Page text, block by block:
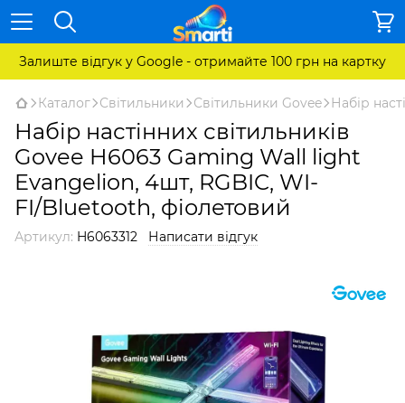
Залиште відгук у Google - отримайте 100 грн на картку
Каталог Світильники Світильники Govee Набір
Набір настінних світильників
Govee H6063 Gaming Wall light
Evangelion, 4шт, RGBIC, WI-
FI/Bluetooth, фіолетовий
Артикул: H6063312 Написати відгук